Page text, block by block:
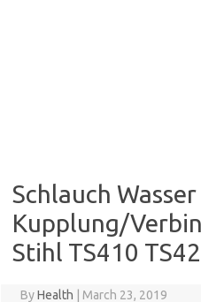
Schlauch Wasser
Kupplung/
Stihl TS410
ByHealth March 23, 2019